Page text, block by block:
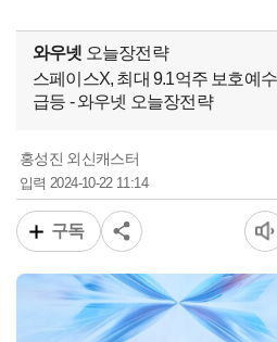
와우넷 오늘장전략
스페이스X, 최대 9.1억주 보호예
급등 - 와우넷 오늘장전략
홍성진 외신캐스터
입력2024-10-22 11:14
구독